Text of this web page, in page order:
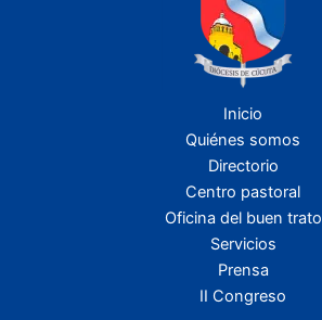
Inicio
Quiénes somos
Directorio
Centro pastoral
Oficina del buen trato
Servicios
Prensa
II Congreso